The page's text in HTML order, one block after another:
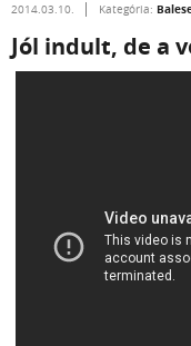
2014.03.10. Kategória:
Jól indult, de a